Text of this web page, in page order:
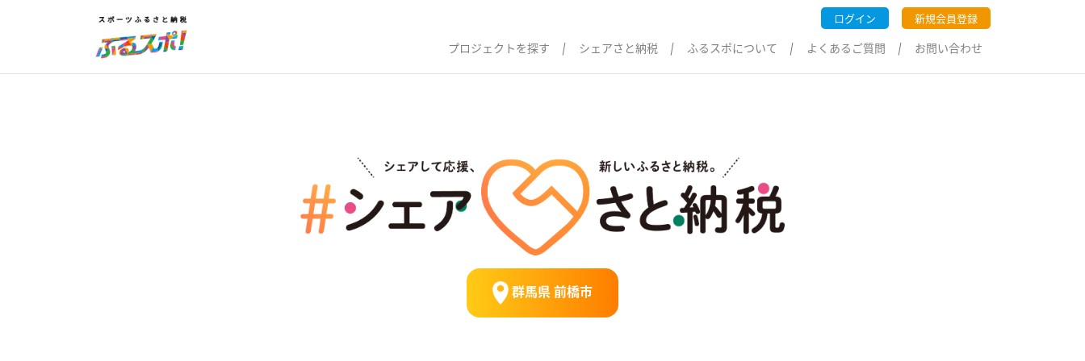
ログイン 新規会員登録
プロジェクトを探す シェアさと納税 ふるスポについて よくあるご質問 お問い合わせ
群馬県 前橋市